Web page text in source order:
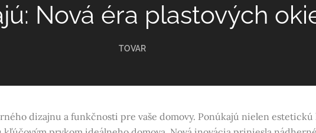
Nová éra plastových
TOVAR
dizajnu a funkčnosti pre vaše domovy. Ponúkajú nielen estetickú